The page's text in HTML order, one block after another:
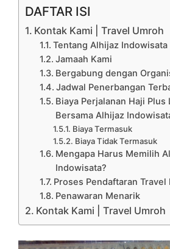
DAFTAR ISI
Kontak Kami | Travel Umroh
Tentang Alhijaz Indowisata
Jamaah Kami
Bergabung dengan
Jadwal Penerbangan
Biaya Perjalanan Haji Plus
Bersama Alhijaz
Biaya Termasuk
Biaya Tidak Termasuk
Mengapa Harus Memilih
Indowisata?
Proses Pendaftaran Travel
Penawaran Menarik
Kontak Kami | Travel Umroh